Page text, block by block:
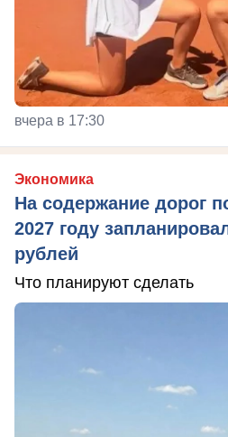
вчера в 17:30
Экономика
На содержание дорог
2027 году
рублей
Что планируют сделать